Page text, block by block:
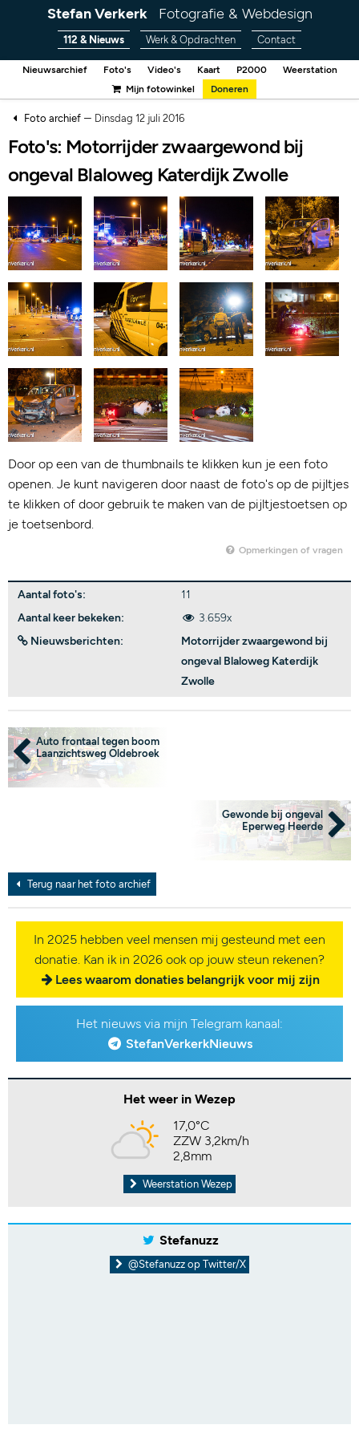
Stefan Verkerk Fotografie & Webdesign
112 & Nieuws Werk & Opdrachten Contact
Nieuwsarchief Foto's Video's Kaart P2000
Weerstation
Mijn fotowinkel
Doneren
Foto archief– Dinsdag 12 juli 2016
Foto's: Motorrijder zwaargewond bij
ongeval Blaloweg Katerdijk Zwolle
Door op een van de thumbnails te klikken kun je een foto
openen. Je kunt navigeren door naast de foto's op de pijltjes
te klikken of door gebruik te maken van de pijltjestoetsen op
je toetsenbord.
Opmerkingen of vragen
Aantal foto's:
11
Aantal keer bekeken:
3.659x
Nieuwsberichten:
Motorrijder zwaargewond bij
ongeval Blaloweg Katerdijk
Zwolle
Auto frontaal tegen boom
Laanzichtsweg Oldebroek
Gewonde bij ongeval
Eperweg Heerde
Terug naar het foto archief
In 2025 hebben veel mensen mij gesteund met een
donatie. Kan ik in 2026 ook op jouw steun rekenen?
Lees waarom donaties belangrijk voor mij zijn
Het nieuws via mijn Telegram kanaal:
StefanVerkerkNieuws
Het weer in Wezep
17,0°C
ZZW 3,2km/h
2,8mm
Weerstation Wezep
Stefanuzz
@Stefanuzz op Twitter/X